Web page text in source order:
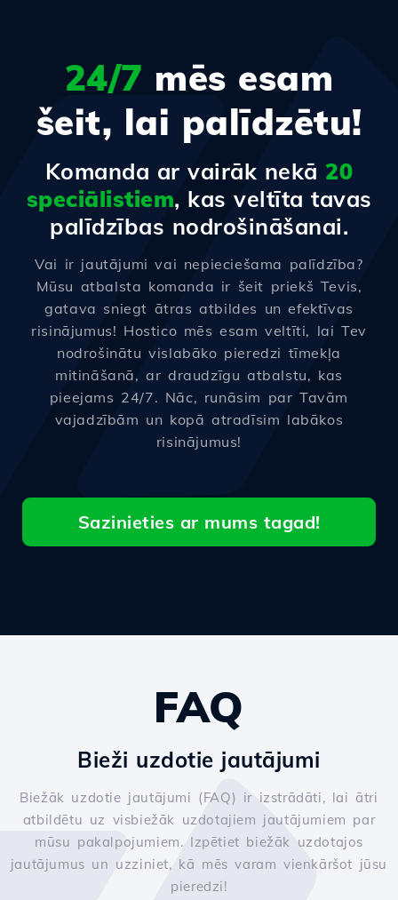
24/7 mēs esam
šeit, lai palīdzētu!
Komanda ar vairāk nekā 20
speciālistiem, kas veltīta tavas
palīdzības nodrošināšanai.
Vai ir jautājumi vai nepieciešama palīdzība?
Mūsu atbalsta komanda ir šeit priekš Tevis,
gatava sniegt ātras atbildes un efektīvas
risinājumus! Hostico mēs esam veltīti, lai Tev
nodrošinātu vislabāko pieredzi tīmekļa
mitināšanā, ar draudzīgu atbalstu, kas
pieejams 24/7. Nāc, runāsim par Tavām
vajadzībām un kopā atradīsim labākos
risinājumus!
Sazinieties ar mums tagad!
FAQ
Bieži uzdotie jautājumi
Biežāk uzdotie jautājumi (FAQ) ir izstrādāti, lai ātri
atbildētu uz visbiežāk uzdotajiem jautājumiem par
mūsu pakalpojumiem. Izpētiet biežāk uzdotajos
jautājumus un uzziniet, kā mēs varam vienkāršot jūsu
pieredzi!